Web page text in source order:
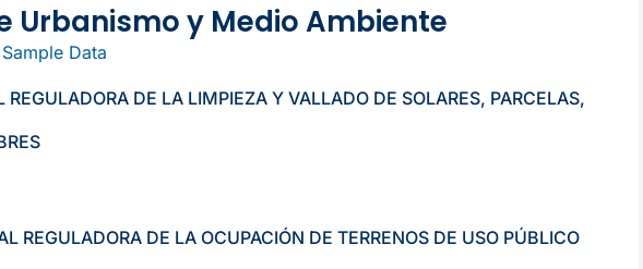
Urbanismo y Medio Ambiente
Data
REGULADORA DE LA LIMPIEZA Y VALLADO DE SOLARES, PARCELAS,
REGULADORA DE LA OCUPACIÓN DE TERRENOS DE USO PÚBLICO